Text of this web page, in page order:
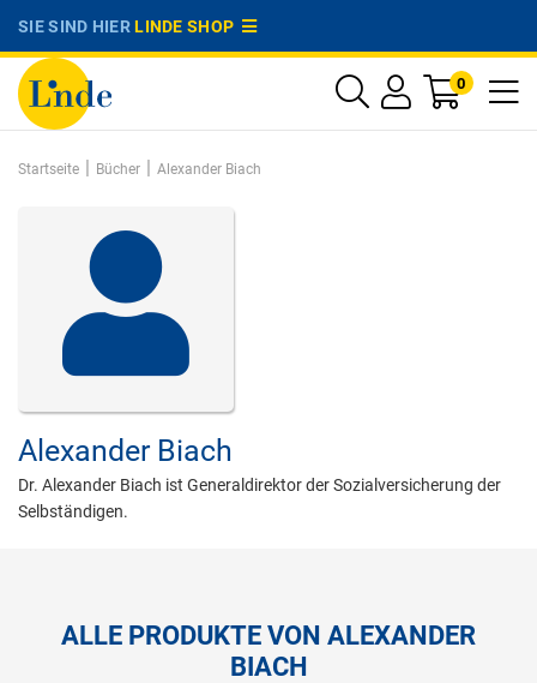
SIE SIND HIERLINDE SHOP
0
Startseite | Bücher | Alexander Biach
Alexander Biach
Dr. Alexander Biach ist Generaldirektor der Sozialversicherung der
Selbständigen.
ALLE PRODUKTE VON ALEXANDER
BIACH